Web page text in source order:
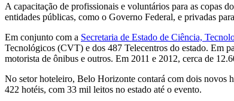
A capacitação de profissionais e voluntários para as copas
entidades públicas, como o Governo Federal, e privadas
Em conjunto com a Secretaria de Estado de Ciência,
Tecnológicos (CVT) e dos 487 Telecentros do estado. Em
motorista de ônibus e outros. Em 2011 e 2012, cerca de
No setor hoteleiro, Belo Horizonte contará com dois novos
422 hotéis, com 33 mil leitos no estado até o evento.